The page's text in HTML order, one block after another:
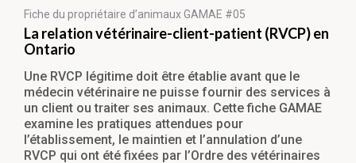
Fiche du propriétaire d’animaux GAMAE #05
La relation vétérinaire-client-patient (RVCP) en
Ontario
Une RVCP légitime doit être établie avant que le
médecin vétérinaire ne puisse fournir des services à
un client ou traiter ses animaux. Cette fiche GAMAE
examine les pratiques attendues pour
l’établissement, le maintien et l’annulation d’une
RVCP qui ont été fixées par l’Ordre des vétérinaires